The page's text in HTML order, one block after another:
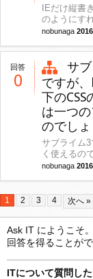
IEだけ縦書
のようにす
nobunaga
回答
0
サ
ですが
下の
は一つ
のでしょ
サブライム
く使えるの
nobunaga
1 2 3 4 次へ »
Ask IT にようこそ
回答を得ることがで
ITについて質問し